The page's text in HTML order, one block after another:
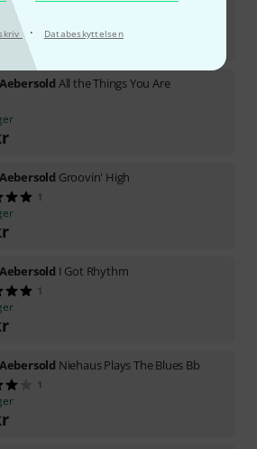
· Databeskyttelsen
All the Things You Are
Groovin' High
1
I Got Rhythm
1
Niehaus Plays The Blues Bb
1